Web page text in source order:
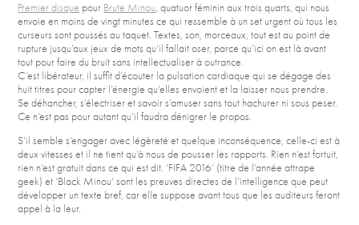
Premier disque pour Brute Minou, quatuor féminin aux trois quarts, qui nous
envoie en moins de vingt minutes ce qui ressemble à un set urgent où tous les
curseurs sont poussés au taquet. Textes, son, morceaux, tout est au point de
rupture jusqu’aux jeux de mots qu’il fallait oser, parce qu’ici on est là avant
tout pour faire du bruit sans intellectualiser à outrance.
C’est libérateur, il suffit d’écouter la pulsation cardiaque qui se dégage des
huit titres pour capter l’énergie qu’elles envoient et la laisser nous prendre.
Se déhancher, s’électriser et savoir s’amuser sans tout hachurer ni sous peser.
Ce n’est pas pour autant qu’il faudra dénigrer le propos.
S’il semble s’engager avec légèreté et quelque inconséquence, celle-ci est à
deux vitesses et il ne tient qu’à nous de pousser les rapports. Rien n’est fortuit,
rien n’est gratuit dans ce qui est dit. ‘FIFA 2016‘ (titre de l’année attrape
geek) et ‘Black Minou‘ sont les preuves directes de l’intelligence que peut
développer un texte bref, car elle suppose avant tous que les auditeurs feront
appel à la leur.